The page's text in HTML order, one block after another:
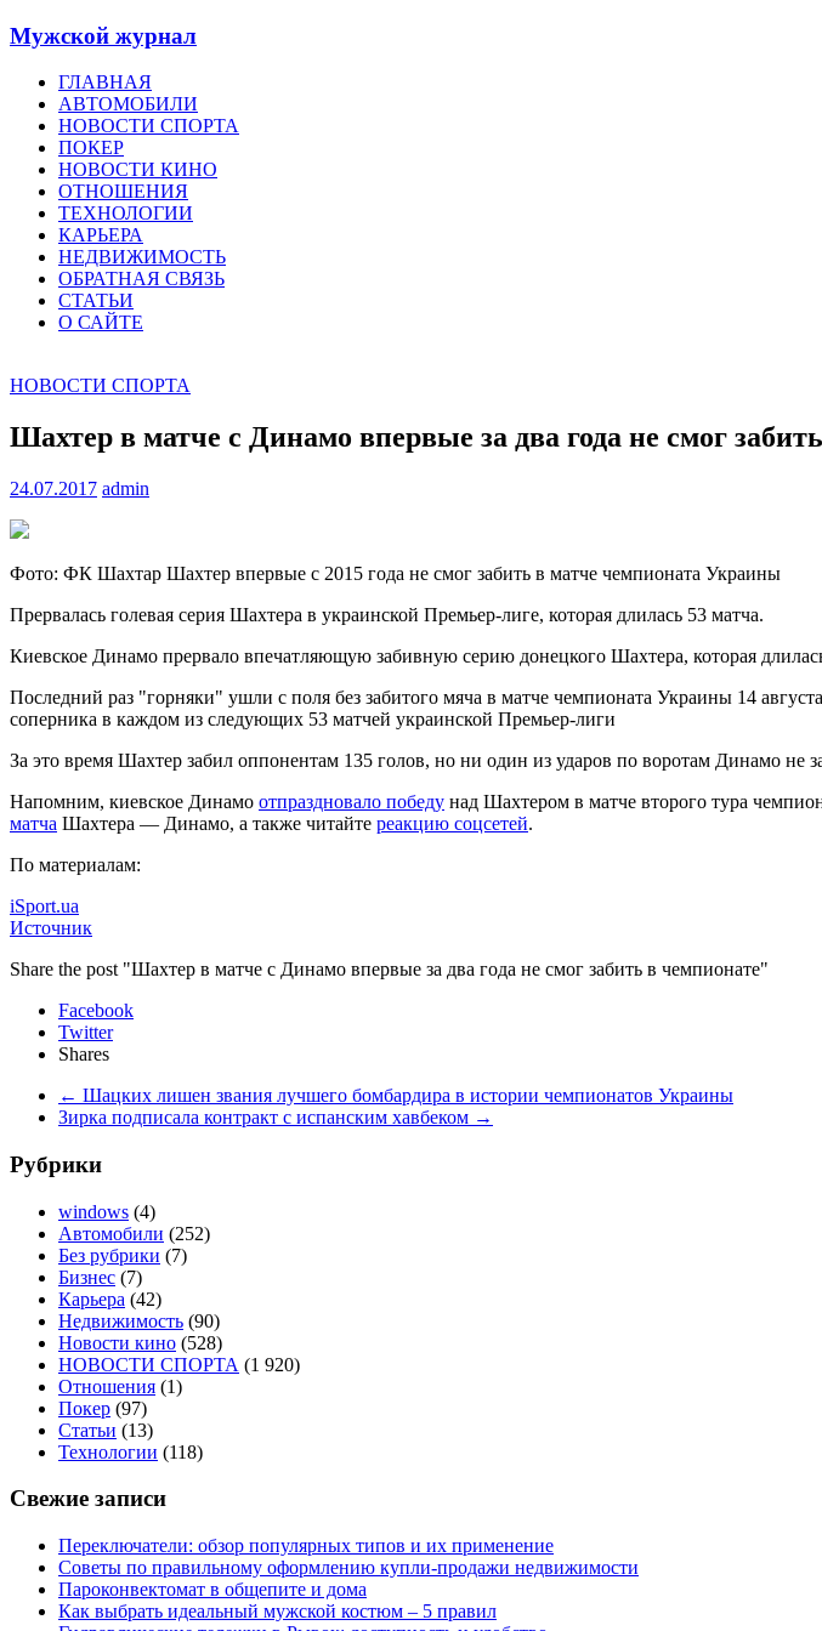
Мужской журнал
ГЛАВНАЯ
АВТОМОБИЛИ
НОВОСТИ СПОРТА
ПОКЕР
НОВОСТИ КИНО
ОТНОШЕНИЯ
ТЕХНОЛОГИИ
КАРЬЕРА
НЕДВИЖИМОСТЬ
ОБРАТНАЯ СВЯЗЬ
СТАТЬИ
О САЙТЕ
НОВОСТИ СПОРТА
Шахтер в матче с Динамо впервые за два года не смог
24.07.2017 admin
Фото: ФК Шахтaр Шахтер впервые с 2015 года не смог забить в матче чемпионата Украины
Прервалась голевая серия Шахтера в украинской Премьер-лиге, которая длилась 53 матча.
Киевское Динамо прервало впечатляющую забивную серию донецкого Шахтера, которая
Последний раз "горняки" ушли с поля без забитого мяча в матче чемпионата Украины 14
соперника в каждом из следующих 53 матчей украинской Премьер-лиги
За это время Шахтер забил оппонентам 135 голов, но ни один из ударов по воротам Динамо не
Напомним, киевское Динамо отпраздновало победу над Шахтером в матче второго тура
матча Шахтера — Динамо, а также читайте реакцию соцсетей.
По материалам:
iSport.ua
Источник
Share the post "Шахтер в матче с Динамо впервые за два года не смог забить в чемпионате"
Facebook
Twitter
Shares
← Шацких лишен звания лучшего бомбардира в истории чемпионатов Украины
Зирка подписала контракт с испанским хавбеком →
Рубрики
windows (4)
Автомобили (252)
Без рубрики (7)
Бизнес (7)
Карьера (42)
Недвижимость (90)
Новости кино (528)
НОВОСТИ СПОРТА (1 920)
Отношения (1)
Покер (97)
Статьи (13)
Технологии (118)
Свежие записи
Переключатели: обзор популярных типов и их применение
Советы по правильному оформлению купли-продажи недвижимости
Пароконвектомат в общепите и дома
Как выбрать идеальный мужской костюм – 5 правил